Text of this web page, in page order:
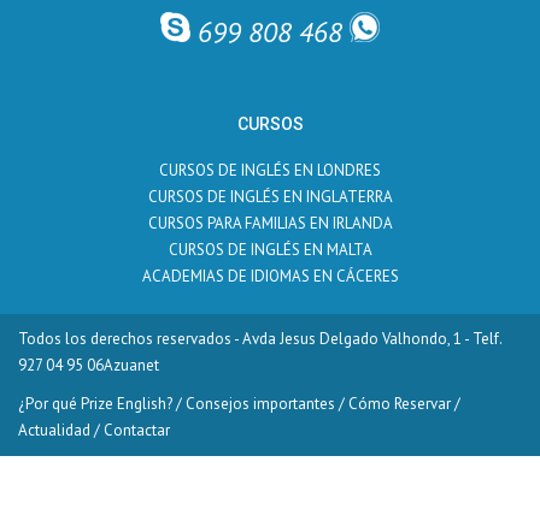
699 808 468
CURSOS
CURSOS DE INGLÉS EN LONDRES
CURSOS DE INGLÉS EN INGLATERRA
CURSOS PARA FAMILIAS EN IRLANDA
CURSOS DE INGLÉS EN MALTA
ACADEMIAS DE IDIOMAS EN CÁCERES
Todos los derechos reservados - Avda Jesus Delgado Valhondo, 1 - Telf.
927 04 95 06Azuanet
¿Por qué Prize English?/ Consejos importantes / Cómo Reservar/
Actualidad / Contactar